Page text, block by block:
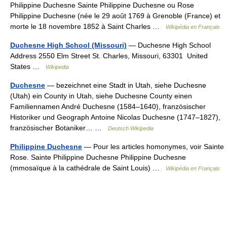
Philippine Duchesne Sainte Philippine Duchesne ou Rose
Philippine Duchesne (née le 29 août 1769 à Grenoble (France) et
morte le 18 novembre 1852 à Saint Charles …
Wikipédia en Français
Duchesne High School (Missouri) — Duchesne High School
Address 2550 Elm Street St. Charles, Missouri, 63301 United
States …
Wikipedia
Duchesne — bezeichnet eine Stadt in Utah, siehe Duchesne
(Utah) ein County in Utah, siehe Duchesne County einen
Familiennamen André Duchesne (1584–1640), französischer
Historiker und Geograph Antoine Nicolas Duchesne (1747–1827),
französischer Botaniker… …
Deutsch Wikipedia
Philippine Duchesne — Pour les articles homonymes, voir Sainte
Rose. Sainte Philippine Duchesne Philippine Duchesne
(mmosaïque à la cathédrale de Saint Louis) …
Wikipédia en Français